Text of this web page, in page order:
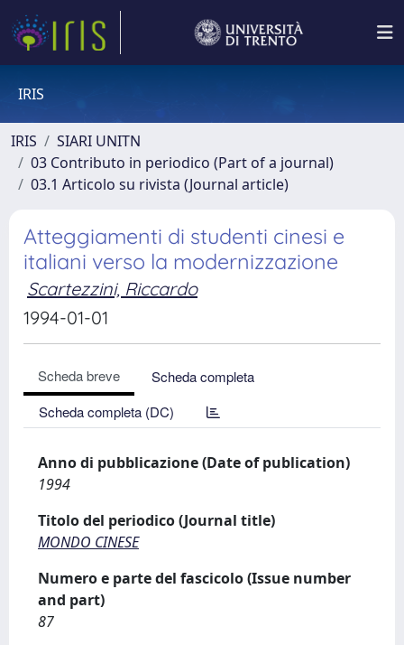
IRIS
IRIS
SIARI UNITN
03 Contributo in periodico (Part of a journal)
03.1 Articolo su rivista (Journal article)
Atteggiamenti di studenti cinesi e
italiani verso la modernizzazione
Scartezzini, Riccardo
1994-01-01
Scheda breve
Scheda completa
Scheda completa (DC)
Anno di pubblicazione (Date of publication)
1994
Titolo del periodico (Journal title)
MONDO CINESE
Numero e parte del fascicolo (Issue number
and part)
87